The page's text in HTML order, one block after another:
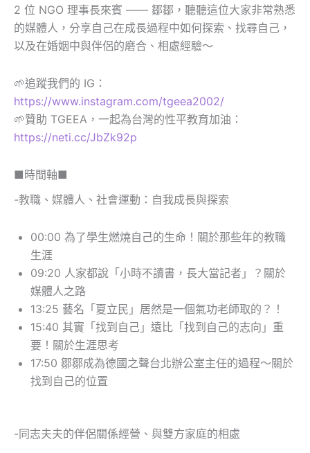
2 位 NGO 理事長來賓 —— 鄒鄒，聽聽這位大家非常熟悉
的媒體人，分享自己在成長過程中如何探索、找尋自己，
以及在婚姻中與伴侶的磨合、相處經驗～
🌱追蹤我們的 IG：
https://www.instagram.com/tgeea2002/
🌱贊助 TGEEA，一起為台灣的性平教育加油：
https://neti.cc/JbZk92p
■時間軸■
-教職、媒體人、社會運動：自我成長與探索
00:00 為了學生燃燒自己的生命！關於那些年的教職
生涯
09:20 人家都說「小時不讀書，長大當記者」？關於
媒體人之路
13:25 藝名「夏立民」居然是一個氣功老師取的？！
15:40 其實「找到自己」遠比「找到自己的志向」重
要！關於生涯思考
17:50 鄒鄒成為德國之聲台北辦公室主任的過程～關於
找到自己的位置
-同志夫夫的伴侶關係經營、與雙方家庭的相處